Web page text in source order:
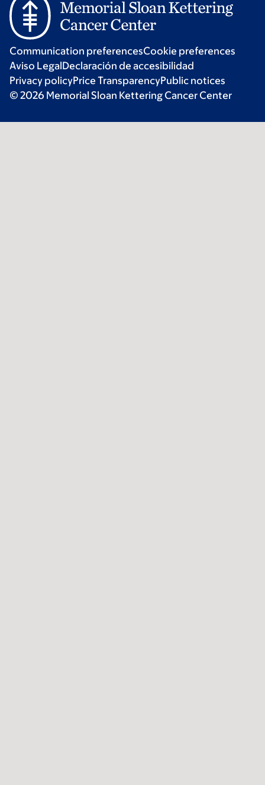
Communication preferencesCookie preferences
Aviso LegalDeclaración de accesibilidad
Privacy policyPrice TransparencyPublic notices
© 2026 Memorial Sloan Kettering Cancer Center